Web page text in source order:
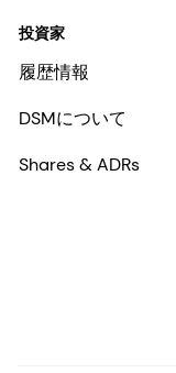
投資家
履歴情報
DSMについて
Shares & ADRs